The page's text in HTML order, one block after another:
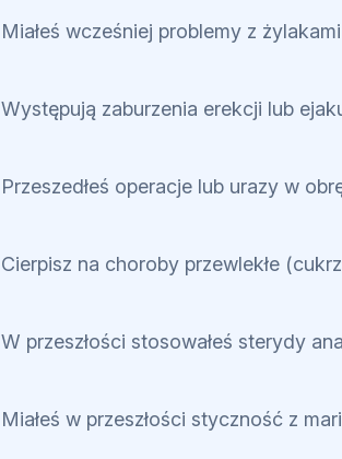
Miałeś wcześniej problemy z
Występują zaburzenia erekcji lub
Przeszedłeś operacje lub urazy w
Cierpisz na choroby przewlekłe
W przeszłości stosowałeś sterydy
Miałeś w przeszłości styczność z